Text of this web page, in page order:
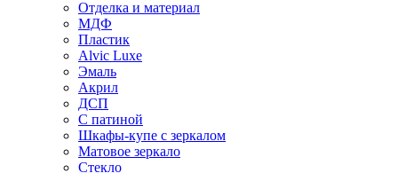
Отделка и материал
МДФ
Пластик
Alvic Luxe
Эмаль
Акрил
ДСП
С патиной
Шкафы-купе с зеркалом
Матовое зеркало
Стекло